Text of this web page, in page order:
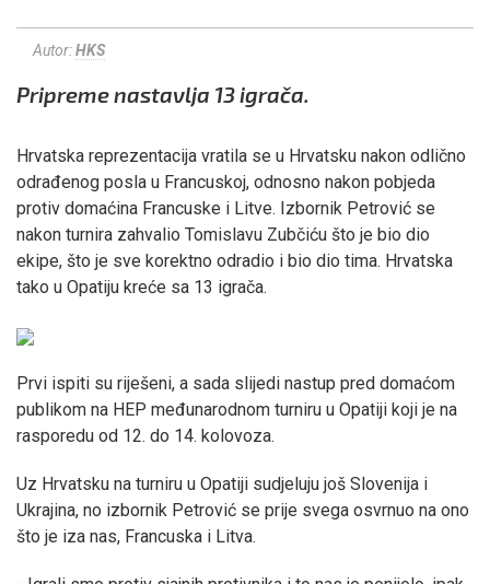
Autor:HKS
Pripreme nastavlja 13 igrača.
Hrvatska reprezentacija vratila se u Hrvatsku nakon odlično
odrađenog posla u Francuskoj, odnosno nakon pobjeda
protiv domaćina Francuske i Litve. Izbornik Petrović se
nakon turnira zahvalio Tomislavu Zubčiću što je bio dio
ekipe, što je sve korektno odradio i bio dio tima. Hrvatska
tako u Opatiju kreće sa 13 igrača.
Prvi ispiti su riješeni, a sada slijedi nastup pred domaćom
publikom na HEP međunarodnom turniru u Opatiji koji je na
rasporedu od 12. do 14. kolovoza.
Uz Hrvatsku na turniru u Opatiji sudjeluju još Slovenija i
Ukrajina, no izbornik Petrović se prije svega osvrnuo na ono
što je iza nas, Francuska i Litva.